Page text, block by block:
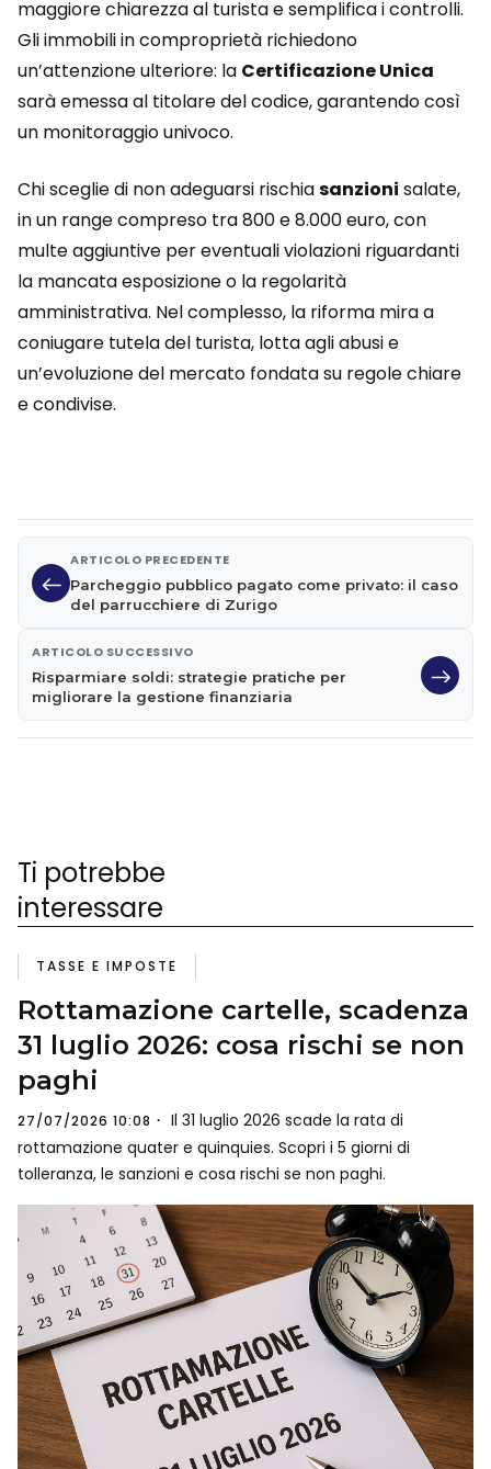
maggiore chiarezza al turista e semplifica i controlli.
Gli immobili in comproprietà richiedono
un’attenzione ulteriore: la Certificazione Unica
sarà emessa al titolare del codice, garantendo così
un monitoraggio univoco.
Chi sceglie di non adeguarsi rischiasanzioni salate,
in un range compreso tra 800 e 8.000 euro, con
multe aggiuntive per eventuali violazioni riguardanti
la mancata esposizione o la regolarità
amministrativa. Nel complesso, la riforma mira a
coniugare tutela del turista, lotta agli abusi e
un’evoluzione del mercato fondata su regole chiare
e condivise.
ARTICOLO PRECEDENTE
Parcheggio pubblico pagato come privato: il caso
del parrucchiere di Zurigo
ARTICOLO SUCCESSIVO
Risparmiare soldi: strategie pratiche per
migliorare la gestione finanziaria
Ti potrebbe
interessare
TASSE E IMPOSTE
Rottamazione cartelle, scadenza
31 luglio 2026: cosa rischi se non
paghi
27/07/2026 10:08
Il 31 luglio 2026 scade la rata di
rottamazione quater e quinquies. Scopri i 5 giorni di
tolleranza, le sanzioni e cosa rischi se non paghi.